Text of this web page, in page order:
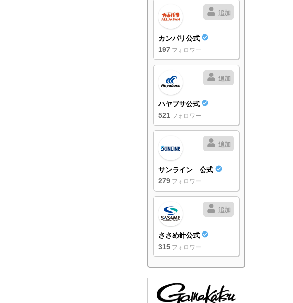
追加
カンパリ公式
197 フォロワー
追加
ハヤブサ公式
521 フォロワー
追加
サンライン 公式
279 フォロワー
追加
ささめ針公式
315 フォロワー